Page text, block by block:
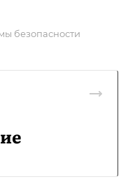
безопасности